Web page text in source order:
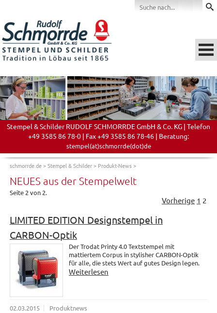
Stempel & Schilder RUDOLF SCHMORRDE GmbH & Co. KG | Telefon
+49 3585 86 78-0 | Fax +49 3585 86 78-46 | Beratung:
stempel(at)schmorrde(dot)de
schmorrde.de>Stempel & Schilder> Produkt-News>
NEUES aus der Stempelwelt
Seite 2 von 2.
Vorherige 1 2
LIMITED EDITION Designstempel in
CARBON-Optik
Der Trodat Printy 4.0 Textstempel mit
mattiertem Corpus in stylisher CARBON-Optik
für alle, die stets Wert auf gutes Design legen.
Weiterlesen
02.03.2015 Produktnews